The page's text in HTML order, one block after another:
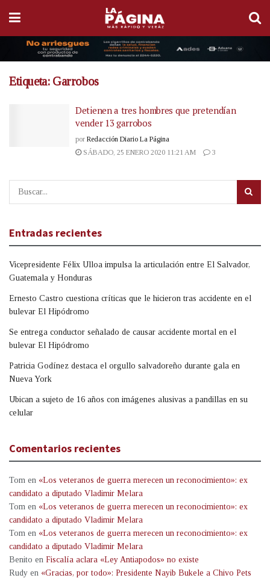
Etiqueta: Garrobos
Detienen a tres hombres que pretendían
vender 13 garrobos
por Redacción Diario La Página
SÁBADO, 25 ENERO 2020 11:21 AM
3
Entradas recientes
Vicepresidente Félix Ulloa impulsa la articulación entre El Salvador,
Guatemala y Honduras
Ernesto Castro cuestiona críticas que le hicieron tras accidente en el
bulevar El Hipódromo
Se entrega conductor señalado de causar accidente mortal en el
bulevar El Hipódromo
Patricia Godínez destaca el orgullo salvadoreño durante gala en
Nueva York
Ubican a sujeto de 16 años con imágenes alusivas a pandillas en su
celular
Comentarios recientes
Tom en «Los veteranos de guerra merecen un reconocimiento»: ex
candidato a diputado Vladimir Melara
Tom en «Los veteranos de guerra merecen un reconocimiento»: ex
candidato a diputado Vladimir Melara
Tom en «Los veteranos de guerra merecen un reconocimiento»: ex
candidato a diputado Vladimir Melara
Benito en Fiscalía aclara «Ley Antiapodos» no existe
Rudy en «Gracias, por todo»: Presidente Nayib Bukele a Chivo Pets